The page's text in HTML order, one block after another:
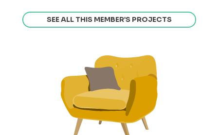
SEE ALL THIS MEMBER’S PROJECTS